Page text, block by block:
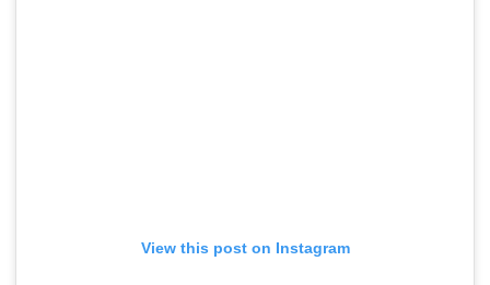
View this post on Instagram